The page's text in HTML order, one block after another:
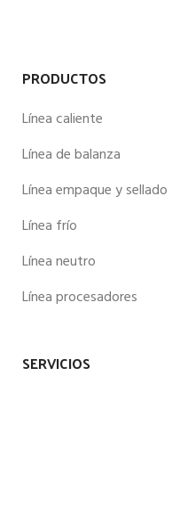
PRODUCTOS
Línea caliente
Línea de balanza
Línea empaque y sellado
Línea frío
Línea neutro
Línea procesadores
SERVICIOS